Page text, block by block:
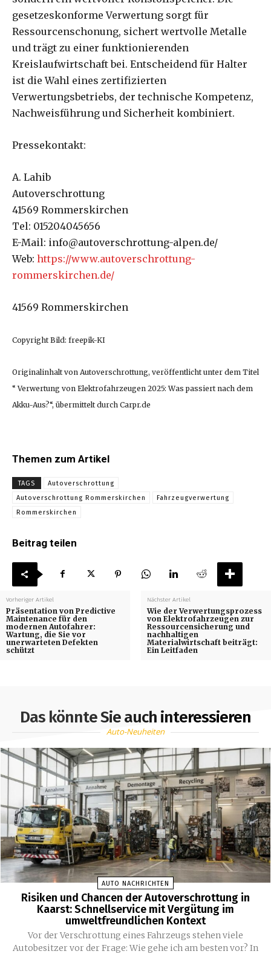
gesetzeskonforme Verwertung sorgt für
Ressourcenschonung, sichert wertvolle Metalle
und trägt zu einer funktionierenden
Kreislaufwirtschaft bei. Entscheidend für Halter
ist die Wahl eines zertifizierten
Verwertungsbetriebs, der technische Kompetenz,
Nachweisführung und Sicherheit kombiniert.
Pressekontakt:
A. Lahib
Autoverschrottung
41569 Rommerskirchen
Tel: 015204045656
E-Mail: info@autoverschrottung-alpen.de/
Web: https://www.autoverschrottung-
rommerskirchen.de/
41569 Rommerskirchen
Copyright Bild: freepik-KI
Originalinhalt von Autoverschrottung, veröffentlicht unter dem Titel
“ Verwertung von Elektrofahrzeugen 2025: Was passiert nach dem
Akku-Aus?“, übermittelt durch Carpr.de
Themen zum Artikel
TAGS
Autoverschrottung
Autoverschrottung Rommerskirchen
Fahrzeugverwertung
Rommerskirchen
Beitrag teilen
Vorheriger Artikel
Präsentation von Predictive
Maintenance für den
modernen Autofahrer:
Wartung, die Sie vor
unerwarteten Defekten
schützt
Nächster Artikel
Wie der Verwertungsprozess
von Elektrofahrzeugen zur
Ressourcensicherung und
nachhaltigen
Materialwirtschaft beiträgt:
Ein Leitfaden
Das könnte Sie auch interessieren
Auto-Neuheiten
AUTO NACHRICHTEN
Risiken und Chancen der Autoverschrottung in
Kaarst: Schnellservice mit Vergütung im
umweltfreundlichen Kontext
Vor der Verschrottung eines Fahrzeugs stehen viele
Autobesitzer vor der Frage: Wie gehe ich am besten vor? In